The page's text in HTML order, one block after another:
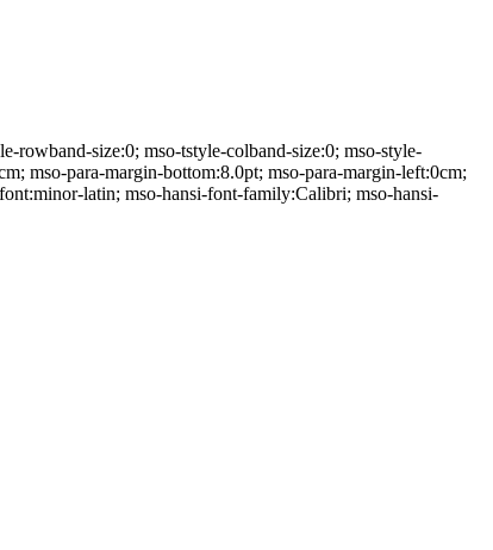
size:0; mso-tstyle-colband-size:0; mso-style-
mso-para-margin-bottom:8.0pt; mso-para-margin-left:0cm;
latin; mso-hansi-font-family:Calibri; mso-hansi-